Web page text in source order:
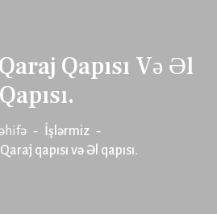
Qapısı Və Əl
Qapısı.
İşlərmiz
qapısı və Əl qapısı.